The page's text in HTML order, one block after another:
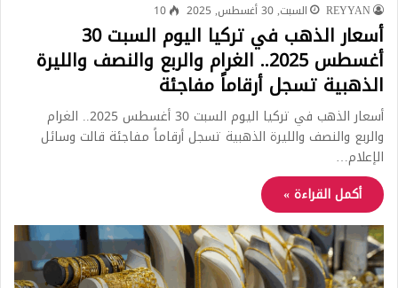
REYYAN السبت, 30 أغسطس, 2025 10
أسعار الذهب في تركيا اليوم السبت 30
أغسطس 2025.. الغرام والربع والنصف والليرة
الذهبية تسجل أرقاماً مفاجئة
أسعار الذهب في تركيا اليوم السبت 30 أغسطس 2025.. الغرام
والربع والنصف والليرة الذهبية تسجل أرقاماً مفاجئة قالت وسائل
الإعلام…
أكمل القراءة »